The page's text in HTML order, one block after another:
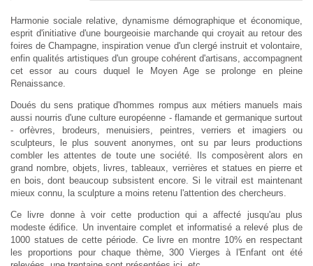
Harmonie sociale relative, dynamisme démographique et économique,
esprit d'initiative d'une bourgeoisie marchande qui croyait au retour des
foires de Champagne, inspiration venue d'un clergé instruit et volontaire,
enfin qualités artistiques d'un groupe cohérent d'artisans, accompagnent
cet essor au cours duquel le Moyen Age se prolonge en pleine
Renaissance.
Doués du sens pratique d'hommes rompus aux métiers manuels mais
aussi nourris d'une culture européenne - flamande et germanique surtout
- orfèvres, brodeurs, menuisiers, peintres, verriers et imagiers ou
sculpteurs, le plus souvent anonymes, ont su par leurs productions
combler les attentes de toute une société. Ils composèrent alors en
grand nombre, objets, livres, tableaux, verrières et statues en pierre et
en bois, dont beaucoup subsistent encore. Si le vitrail est maintenant
mieux connu, la sculpture a moins retenu l'attention des chercheurs.
Ce livre donne à voir cette production qui a affecté jusqu'au plus
modeste édifice. Un inventaire complet et informatisé a relevé plus de
1000 statues de cette période. Ce livre en montre 10% en respectant
les proportions pour chaque thème, 300 Vierges à l'Enfant ont été